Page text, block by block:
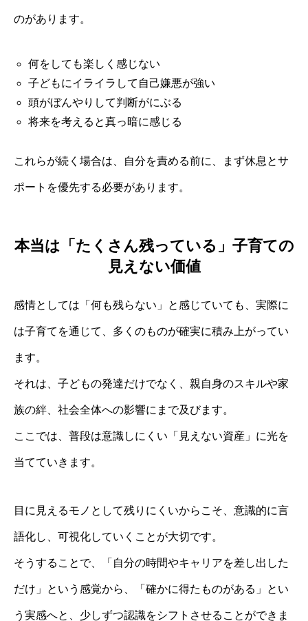
のがあります。
何をしても楽しく感じない
子どもにイライラして自己嫌悪が強い
頭がぼんやりして判断がにぶる
将来を考えると真っ暗に感じる
これらが続く場合は、自分を責める前に、まず休息とサ
ポートを優先する必要があります。
本当は「たくさん残っている」子育ての
見えない価値
感情としては「何も残らない」と感じていても、実際に
は子育てを通じて、多くのものが確実に積み上がってい
ます。
それは、子どもの発達だけでなく、親自身のスキルや家
族の絆、社会全体への影響にまで及びます。
ここでは、普段は意識しにくい「見えない資産」に光を
当てていきます。
目に見えるモノとして残りにくいからこそ、意識的に言
語化し、可視化していくことが大切です。
そうすることで、「自分の時間やキャリアを差し出した
だけ」という感覚から、「確かに得たものがある」とい
う実感へと、少しずつ認識をシフトさせることができま